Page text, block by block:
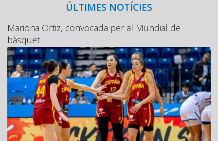
ÚLTIMES NOTÍCIES
Mariona Ortiz, convocada per al Mundial de
bàsquet